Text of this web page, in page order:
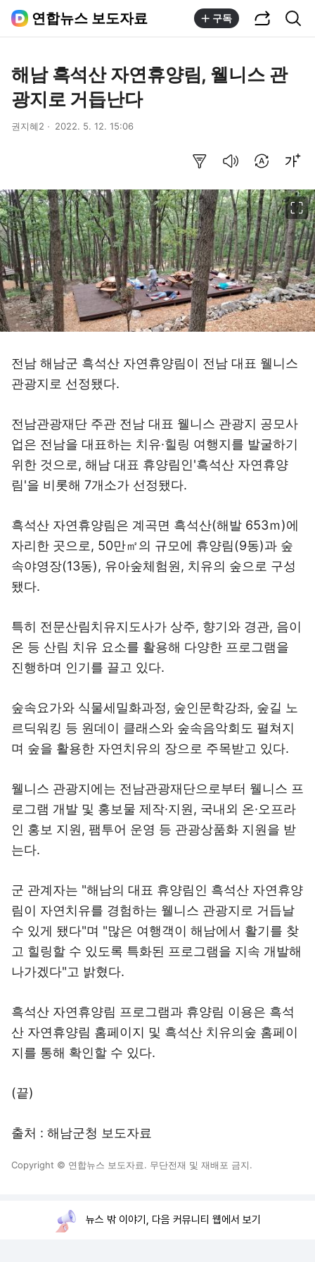
연합뉴스 보도자료 구독
해남 흑석산 자연휴양림, 웰니스 관
광지로 거듭난다
권지혜2 2022. 5. 12. 15:06
전남 해남군 흑석산 자연휴양림이 전남 대표 웰니스
관광지로 선정됐다.
전남관광재단 주관 전남 대표 웰니스 관광지 공모사
업은 전남을 대표하는 치유·힐링 여행지를 발굴하기
위한 것으로, 해남 대표 휴양림인'흑석산 자연휴양
림'을 비롯해 7개소가 선정됐다.
흑석산 자연휴양림은 계곡면 흑석산(해발 653ｍ)에
자리한 곳으로, 50만㎡의 규모에 휴양림(9동)과 숲
속야영장(13동), 유아숲체험원, 치유의 숲으로 구성
됐다.
특히 전문산림치유지도사가 상주, 향기와 경관, 음이
온 등 산림 치유 요소를 활용해 다양한 프로그램을
진행하며 인기를 끌고 있다.
숲속요가와 식물세밀화과정, 숲인문학강좌, 숲길 노
르딕워킹 등 원데이 클래스와 숲속음악회도 펼쳐지
며 숲을 활용한 자연치유의 장으로 주목받고 있다.
웰니스 관광지에는 전남관광재단으로부터 웰니스 프
로그램 개발 및 홍보물 제작·지원, 국내외 온·오프라
인 홍보 지원, 팸투어 운영 등 관광상품화 지원을 받
는다.
군 관계자는 "해남의 대표 휴양림인 흑석산 자연휴양
림이 자연치유를 경험하는 웰니스 관광지로 거듭날
수 있게 됐다"며 "많은 여행객이 해남에서 활기를 찾
고 힐링할 수 있도록 특화된 프로그램을 지속 개발해
나가겠다"고 밝혔다.
흑석산 자연휴양림 프로그램과 휴양림 이용은 흑석
산 자연휴양림 홈페이지 및 흑석산 치유의숲 홈페이
지를 통해 확인할 수 있다.
(끝)
출처 : 해남군청 보도자료
Copyright © 연합뉴스 보도자료. 무단전재 및 재배포 금지.
뉴스 밖 이야기, 다음 커뮤니티 웹에서 보기